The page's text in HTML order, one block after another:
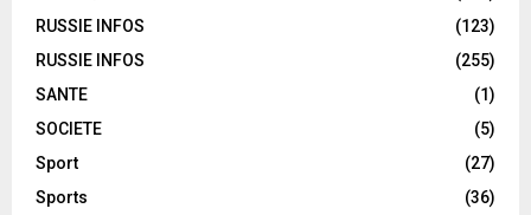
RUSSIE INFOS
(123)
RUSSIE INFOS
(255)
SANTE
(1)
SOCIETE
(5)
Sport
(27)
Sports
(36)